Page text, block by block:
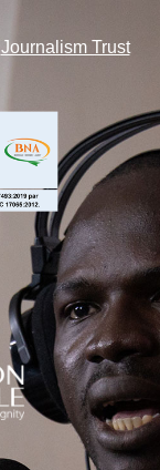
Journalism Trust